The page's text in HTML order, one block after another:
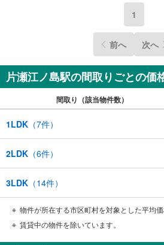
1
前へ 次へ
片瀬江ノ島駅の間取りごとの価
間取り（該当物件数）
1LDK （7件）
2LDK （6件）
3LDK （14件）
物件が所在する市区町村を対象とした平均価
賃貸中の物件を除いています。